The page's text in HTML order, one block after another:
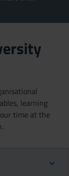
learning
time at the